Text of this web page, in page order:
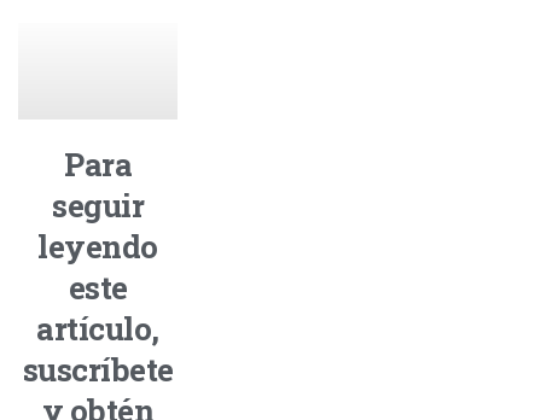
Para
seguir
leyendo
este
artículo,
suscríbete
y obtén